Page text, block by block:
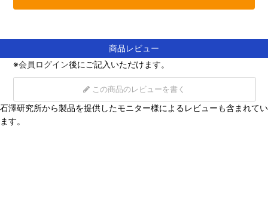
商品レビュー
※会員ログイン後にご記入いただけます。
この商品のレビューを書く
石澤研究所から製品を提供したモニター様によるレビューも含まれてい
ます。